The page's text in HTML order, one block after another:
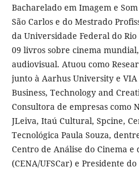
Bacharelado em Imagem e
São Carlos e do Mestrado
da Universidade Federal do
09 livros sobre cinema
audiovisual. Atuou como
junto à Aarhus University e
Business, Technology and
Consultora de empresas como
JLeiva, Itaú Cultural, Spcine,
Tecnológica Paula Souza,
Centro de Análise do Cinema e
(CENA/UFSCar) e Presidente